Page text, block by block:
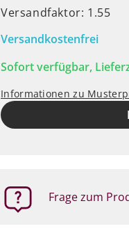
Versandfaktor: 1.55
Versandkostenfrei
Sofort verfügbar,
Informationen zu
Frage zum